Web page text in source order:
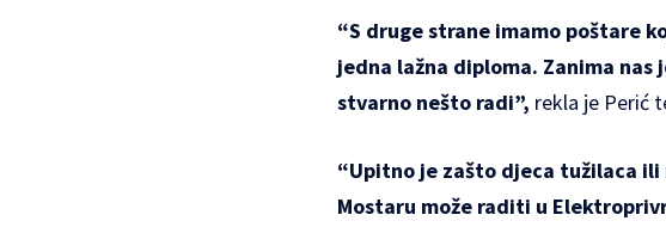
“S druge strane imamo poštare
jedna lažna diploma. Zanima nas
stvarno nešto radi”, rekla je Perić
“Upitno je zašto djeca tužilaca ili
Mostaru može raditi u